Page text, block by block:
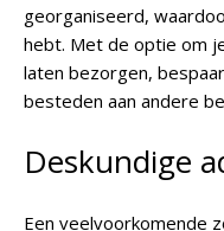
georganiseerd,
hebt. Met de optie om
laten bezorgen,
besteden aan andere
Deskundige
Een veelvoorkomende